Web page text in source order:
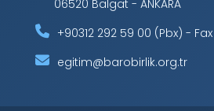
06520 Balgat - ANKARA
+90312 292 59 00 (Pbx) -
egitim@barobirlik.org.tr